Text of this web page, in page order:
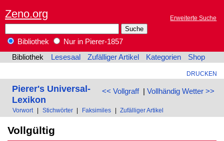
Zeno.org Erweiterte Suche
Bibliothek
Nur in Pierer-1857
Bibliothek
Lesesaal Zufälliger Artikel Kategorien Shop
DRUCKEN
<< Vollgraff| Vollhändig Wetter >>
Pierer's Universal-
Lexikon
Vorwort Stichwörter Faksimiles Zufälliger Artikel
Vollgültig